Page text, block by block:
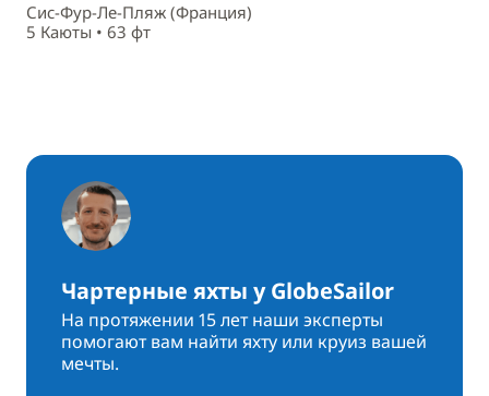
Сис-Фур-Ле-Пляж (Франция)
5 Каюты • 63 фт
Чартерные яхты у GlobeSailor
На протяжении 15 лет наши эксперты
помогают вам найти яхту или круиз вашей
мечты.